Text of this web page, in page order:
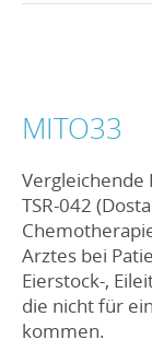
MITO33
Vergleichende
TSR-042
Arztes bei
Eierstock-,
die nicht für
kommen.